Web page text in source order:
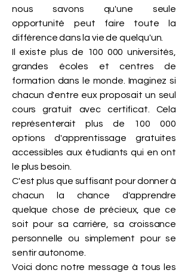
nous savons qu'une seule
opportunité peut faire toute la
différence dans la vie de quelqu'un.
Il existe plus de 100 000 universités,
grandes écoles et centres de
formation dans le monde. Imaginez si
chacun d'entre eux proposait un seul
cours gratuit avec certificat. Cela
représenterait plus de 100 000
options d'apprentissage gratuites
accessibles aux étudiants qui en ont
le plus besoin.
C'est plus que suffisant pour donner à
chacun la chance d'apprendre
quelque chose de précieux, que ce
soit pour sa carrière, sa croissance
personnelle ou simplement pour se
sentir autonome.
Voici donc notre message à tous les